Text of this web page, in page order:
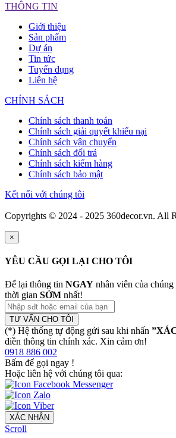
THÔNG TIN
Giới thiệu
Sản phẩm
Dự án
Tin tức
Tuyển dụng
Liên hệ
CHÍNH SÁCH
Chính sách thanh toán
Chính sách giải quyết khiếu nại
Chính sách vận chuyển
Chính sách đổi trả
Chính sách kiểm hàng
Chính sách bảo mật
Kết nối với chúng tôi
Copyrights © 2024 - 2025 360decor.vn. All
×
YÊU CẦU GỌI LẠI CHO TÔI
Để lại thông tin NGAY nhân viên của chúng
thời gian SỚM nhất!
TƯ VẤN CHO TÔI
(*) Hệ thống tự động gửi sau khi nhấn
điền thông tin chính xác. Xin cảm ơn!
0918 886 002
Bấm để gọi ngay !
Hoặc liên hệ với chúng tôi qua:
XÁC NHẬN
Scroll